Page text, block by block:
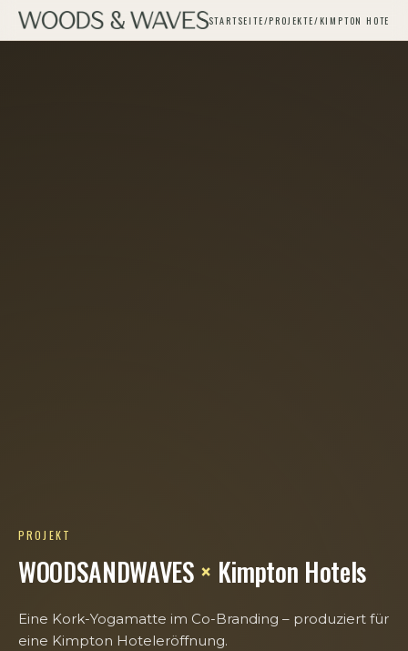
STARTSEITE/PROJEKTE/KIMPTON HOTELS
PROJEKT
WOODSANDWAVES× Kimpton Hotels
Eine Kork-Yogamatte im Co-Branding – produziert für
eine Kimpton Hoteleröffnung.